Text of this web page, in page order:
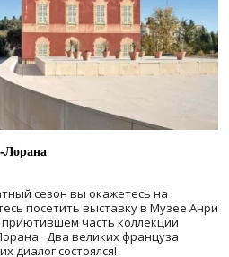
Лорана
сезон вы окажетесь на
посетить выставку в Музее Анри
часть коллекции
Два великих француза
диалог состоялся!